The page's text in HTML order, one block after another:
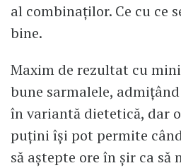
al combinaților. Ce cu ce
bine.
Maxim de rezultat cu
bune sarmalele,
în variantă dietetică, dar
puțini își pot permite
să aștepte ore în șir ca să